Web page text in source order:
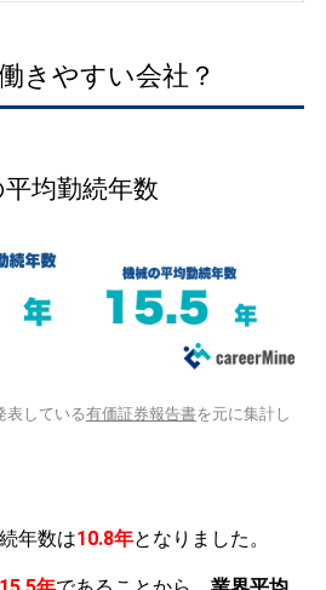
きやすい会社？
均勤続年数
表している有価証券報告書を元に集計し
年数は10.8年となりました。